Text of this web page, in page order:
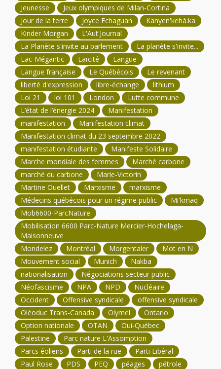
Jeunesse
Jeux olympiques de Milan-Cortina
Jour de la terre
Joyce Echaguan
Kanyen'kehà:ka
Kinder Morgan
L'Aut'Journal
La Planète s'invite au parlement
La planète s'invite...
Lac-Mégantic
Laïcité
Langue
Langue française
Le Québécois
Le revenant
liberté d'expression
libre-échange
lithium
Loi 21
loi 101 London
Lutte commune
L’état de l’énergie 2024
Manifestation
manifestation
Manifestation climat
Manifestation climat du 23 septembre 2022
manifestation étudiante
Manifeste Solidaire
Marche mondiale des femmes
Marché carbone
marché du carbone
Marie-Victorin
Martine Ouellet
Marxisme
marxisme
Médecins québécois pour un régime public
Mi'kmaq
Mob6600-ParcNature
Mobilisation 6600 Parc-Nature Mercier-Hochelaga-
Maisonneuve
Mondelez
Montréal Morgentaler
Mot en N
Mouvement social
Munich
Nakba
nationalisation
Négociations secteur public
Néofascisme
NPA NPD
Nucléaire
Occident
Offensive syndicale
offensive syndicale
Oléoduc Trans-Canada
Olymel
Ontario
Option nationale
OTAN
Oui-Québec
Palestine
Parc nature L'Assomption
Parcs éoliens
Parti de la rue
Parti Libéral
Paul Rose
PDS PEQ péages
pétrole